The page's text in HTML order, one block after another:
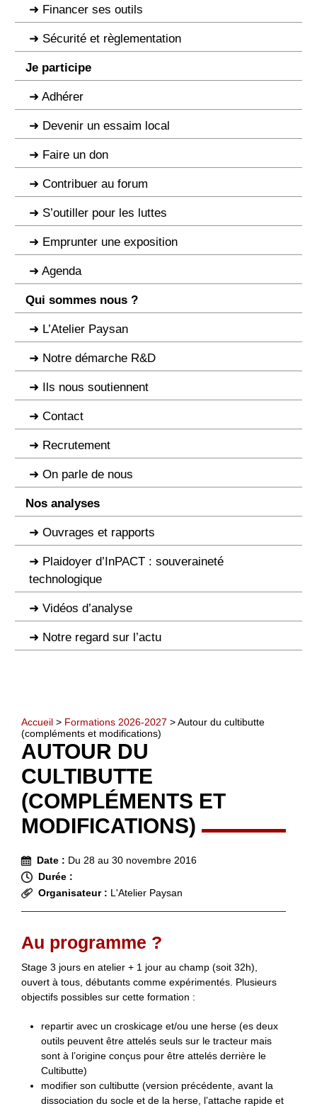
Financer ses outils
Sécurité et règlementation
Je participe
Adhérer
Devenir un essaim local
Faire un don
Contribuer au forum
S’outiller pour les luttes
Emprunter une exposition
Agenda
Qui sommes nous ?
L’Atelier Paysan
Notre démarche R&D
Ils nous soutiennent
Contact
Recrutement
On parle de nous
Nos analyses
Ouvrages et rapports
Plaidoyer d’InPACT : souveraineté
technologique
Vidéos d’analyse
Notre regard sur l’actu
Accueil > Formations 2026-2027 > Autour du cultibutte
(compléments et modifications)
AUTOUR DU
CULTIBUTTE
(COMPLÉMENTS ET
MODIFICATIONS)
Date : Du 28 au 30 novembre 2016
Durée :
Organisateur : L'Atelier Paysan
Au programme ?
Stage 3 jours en atelier + 1 jour au champ (soit 32h),
ouvert à tous, débutants comme expérimentés. Plusieurs
objectifs possibles sur cette formation :
repartir avec un croskicage et/ou une herse (es deux
outils peuvent être attelés seuls sur le tracteur mais
sont à l’origine conçus pour être attelés derrière le
Cultibutte)
modifier son cultibutte (version précédente, avant la
dissociation du socle et de la herse, l’attache rapide et